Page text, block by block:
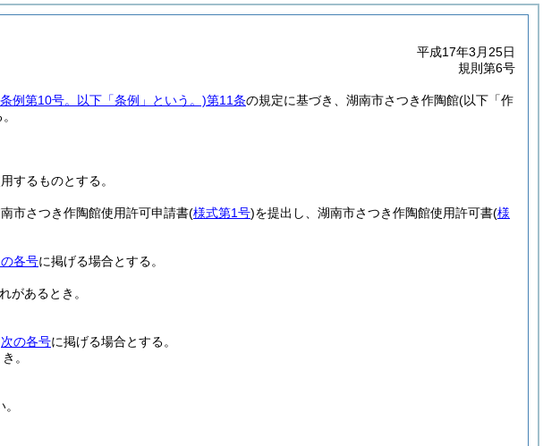
平成17年3月25日
規則第6号
例第10号。以下「条例」という。)第11条の規定に基づき、湖南市さつき作陶館(以下「作
するものとする。
市さつき作陶館使用許可申請書(様式第1号)を提出し、湖南市さつき作陶館使用許可書(様
各号に掲げる場合とする。
があるとき。
次の各号に掲げる場合とする。
。